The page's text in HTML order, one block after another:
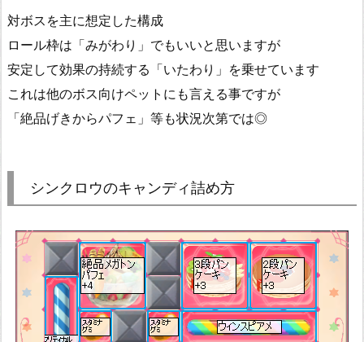
対ボスを主に想定した構成
ロール枠は「みがわり」でもいいと思いますが
安定して効果の持続する「いたわり」を乗せています
これは他のボス向けペットにも言える事ですが
「絶品げきからパフェ」等も状況次第では◎
シンクロウのキャンディ詰め方